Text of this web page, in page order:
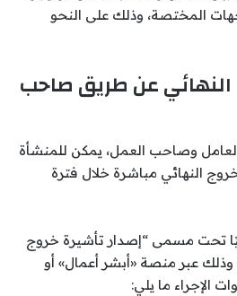
المختصة، وذلك على النحو
النهائي عن طريق صاحب
وصاحب العمل، يمكن للمنشأة
النهائي مباشرة خلال فترة
تحت مسمى “إصدار تأشيرة خروج
وذلك عبر منصة «أبشر أعمال» أو
الإجراء ما يلي: